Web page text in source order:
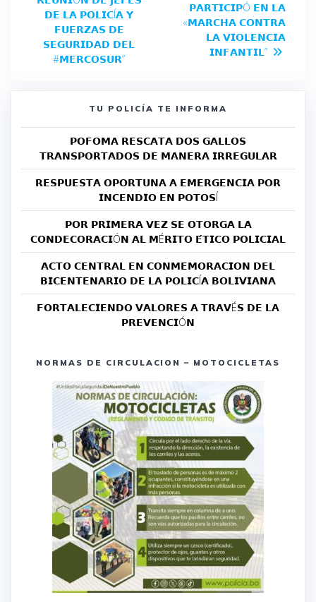
𝗗𝗘 𝗟𝗔 𝗣𝗢𝗟𝗜𝗖Í𝗔 𝗬
𝗙𝗨𝗘𝗥𝗭𝗔𝗦 𝗗𝗘
𝗦𝗘𝗚𝗨𝗥𝗜𝗗𝗔𝗗 𝗗𝗘𝗟
#𝗠𝗘𝗥𝗖𝗢𝗦𝗨𝗥”
𝗣𝗔𝗥𝗧𝗜𝗖𝗜𝗣Ó 𝗘𝗡 𝗟𝗔
«𝗠𝗔𝗥𝗖𝗛𝗔 𝗖𝗢𝗡𝗧𝗥𝗔
𝗟𝗔 𝗩𝗜𝗢𝗟𝗘𝗡𝗖𝗜𝗔
𝗜𝗡𝗙𝗔𝗡𝗧𝗜𝗟”
TU POLICÍA TE INFORMA
𝗣𝗢𝗙𝗢𝗠𝗔 𝗥𝗘𝗦𝗖𝗔𝗧𝗔 𝗗𝗢𝗦 𝗚𝗔𝗟𝗟𝗢𝗦
𝗧𝗥𝗔𝗡𝗦𝗣𝗢𝗥𝗧𝗔𝗗𝗢𝗦 𝗗𝗘 𝗠𝗔𝗡𝗘𝗥𝗔 𝗜𝗥𝗥𝗘𝗚𝗨𝗟𝗔𝗥
𝗥𝗘𝗦𝗣𝗨𝗘𝗦𝗧𝗔 𝗢𝗣𝗢𝗥𝗧𝗨𝗡𝗔 𝗔 𝗘𝗠𝗘𝗥𝗚𝗘𝗡𝗖𝗜𝗔 𝗣𝗢𝗥
𝗜𝗡𝗖𝗘𝗡𝗗𝗜𝗢 𝗘𝗡 𝗣𝗢𝗧𝗢𝗦Í
𝗣𝗢𝗥 𝗣𝗥𝗜𝗠𝗘𝗥𝗔 𝗩𝗘𝗭 𝗦𝗘 𝗢𝗧𝗢𝗥𝗚𝗔 𝗟𝗔
𝗖𝗢𝗡𝗗𝗘𝗖𝗢𝗥𝗔𝗖𝗜Ó𝗡 𝗔𝗟 𝗠É𝗥𝗜𝗧𝗢 𝗘́𝗧𝗜𝗖𝗢 𝗣𝗢𝗟𝗜𝗖𝗜𝗔𝗟
𝗔𝗖𝗧𝗢 𝗖𝗘𝗡𝗧𝗥𝗔𝗟 𝗘𝗡 𝗖𝗢𝗡𝗠𝗘𝗠𝗢𝗥𝗔𝗖𝗜𝗢𝗡 𝗗𝗘𝗟
𝗕𝗜𝗖𝗘𝗡𝗧𝗘𝗡𝗔𝗥𝗜𝗢 𝗗𝗘 𝗟𝗔 𝗣𝗢𝗟𝗜𝗖Í𝗔 𝗕𝗢𝗟𝗜𝗩𝗜𝗔𝗡𝗔
𝗙𝗢𝗥𝗧𝗔𝗟𝗘𝗖𝗜𝗘𝗡𝗗𝗢 𝗩𝗔𝗟𝗢𝗥𝗘𝗦 𝗔 𝗧𝗥𝗔𝗩É𝗦 𝗗𝗘 𝗟𝗔
𝗣𝗥𝗘𝗩𝗘𝗡𝗖𝗜Ó𝗡
NORMAS DE CIRCULACION – MOTOCICLETAS